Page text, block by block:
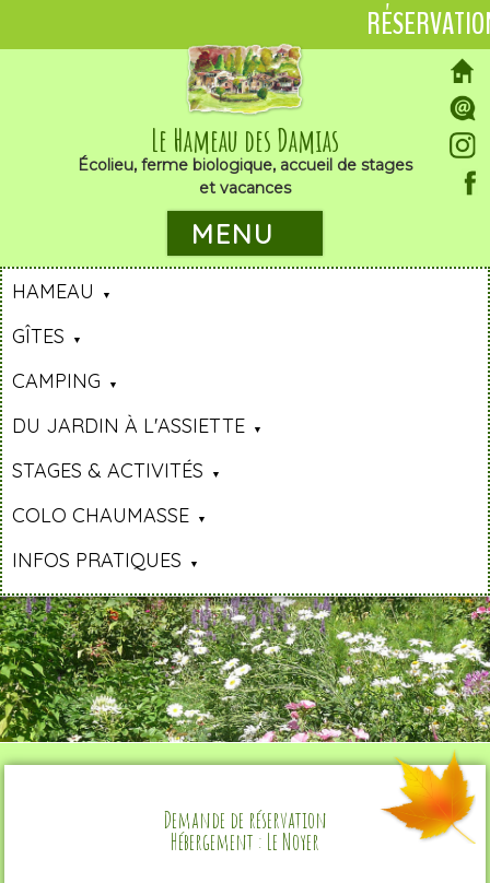
Le Hameau des Damias
Écolieu, ferme biologique, accueil de stages
et vacances
MENU
HAMEAU
GÎTES
CAMPING
DU JARDIN À L'ASSIETTE
STAGES & ACTIVITÉS
COLO CHAUMASSE
INFOS PRATIQUES
Demande de réservation
Hébergement : Le Noyer